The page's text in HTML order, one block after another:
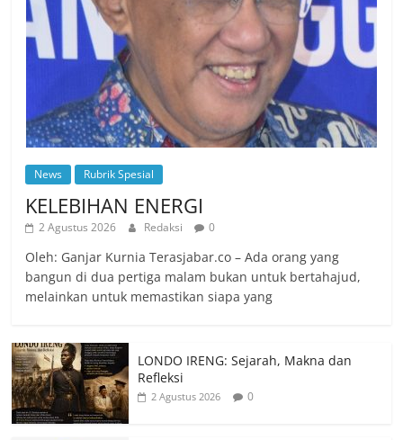
News Rubrik Spesial
KELEBIHAN ENERGI
2 Agustus 2026 Redaksi 0
Oleh: Ganjar Kurnia Terasjabar.co – Ada orang yang
bangun di dua pertiga malam bukan untuk bertahajud,
melainkan untuk memastikan siapa yang
LONDO IRENG: Sejarah, Makna dan
Refleksi
2 Agustus 2026 0